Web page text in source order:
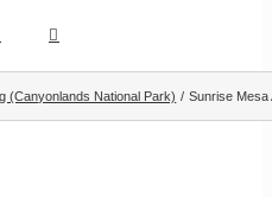
(Canyonlands National Park) Sunrise Mesa